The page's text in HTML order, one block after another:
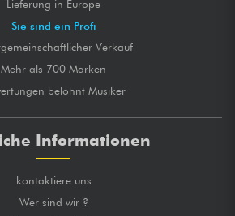
Lieferung in Europe
Sie sind ein Profi
Verkauf
Mehr als 700 Marken
belohnt Musiker
Informationen
kontaktiere uns
Wer sind wir ?